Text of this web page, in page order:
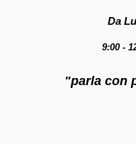
Da
9:00 -
"parla con